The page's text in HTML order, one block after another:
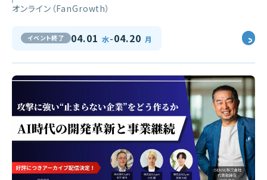
オンライン（FanGrowth）
イベント終了 04.01 水-04.20 月